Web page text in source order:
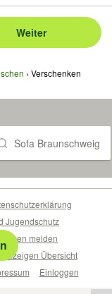
Weiter
Verschenken
Sofa Braunschweig
Jugendschutz
melden
Anzeigen Übersicht
Einloggen